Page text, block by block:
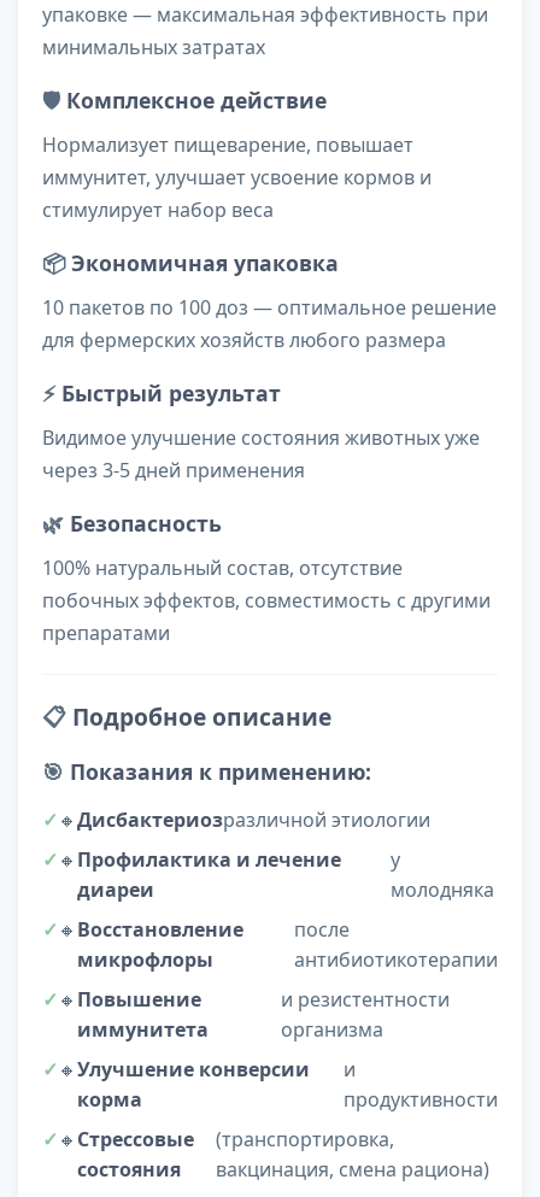
упаковке — максимальная эффективность при
минимальных затратах
🛡️ Комплексное действие
Нормализует пищеварение, повышает
иммунитет, улучшает усвоение кормов и
стимулирует набор веса
📦Экономичная упаковка
10 пакетов по 100 доз — оптимальное решение
для фермерских хозяйств любого размера
⚡ Быстрый результат
Видимое улучшение состояния животных уже
через 3-5 дней применения
🌿 Безопасность
100% натуральный состав, отсутствие
побочных эффектов, совместимость с другими
препаратами
📋 Подробное описание
🎯 Показания к применению:
🔸Дисбактериозразличной этиологии
🔸 Профилактика и лечение
диареи
у
молодняка
🔸 Восстановление
микрофлоры
после
антибиотикотерапии
🔸 Повышение
иммунитета
и резистентности
организма
🔸Улучшение конверсии
корма
и
продуктивности
🔸 Стрессовые
состояния
(транспортировка,
вакцинация, смена рациона)